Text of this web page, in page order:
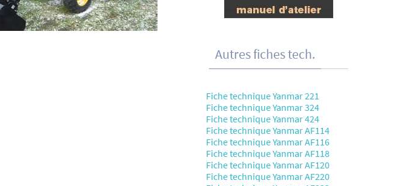
Autres fiches tech.
Fiche technique Yanmar 221
Fiche technique Yanmar 324
Fiche technique Yanmar 424
Fiche technique Yanmar AF114
Fiche technique Yanmar AF116
Fiche technique Yanmar AF118
Fiche technique Yanmar AF120
Fiche technique Yanmar AF220